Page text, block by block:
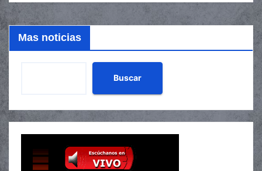
Mas noticias
Buscar